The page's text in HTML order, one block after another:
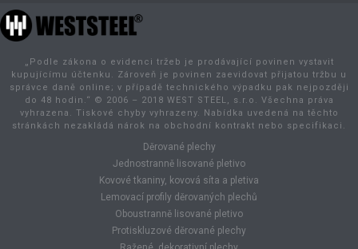
„Podle zákona o evidenci tržeb je prodávající povinen vystavit
kupujícímu účtenku. Zároveň je povinen zaevidovat přijatou tržbu u
správce daně online; v případě technického výpadku pak nejpozději
do 48 hodin.“ © 2006 – 2018 WEST STEEL, s.r.o. Všechna práva
vyhrazena. Tiskové chyby vyhrazeny. Nabídka uvedená na těchto
stránkách nezakládá nárok na obchodní kontrakt nebo specifikaci.
Děrované plechy
Jednostranně lisované pletivo
Kovové tkaniny, kovová síta a pletiva
Lemovací profily děrovaných plechů
Oboustranně lisované pletivo
Protiskluzové děrované plechy